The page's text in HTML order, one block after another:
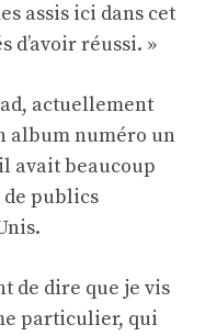
assis ici dans cet
d’avoir réussi. »
actuellement
album numéro un
avait beaucoup
publics
de dire que je vis
particulier, qui